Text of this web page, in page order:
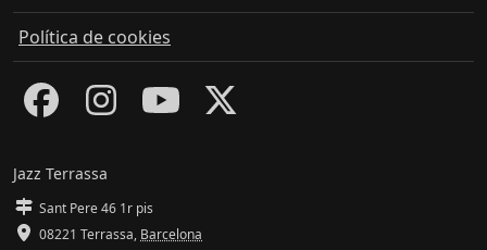
Política de cookies
Jazz Terrassa
Sant Pere 46 1r pis
08221 Terrassa, Barcelona